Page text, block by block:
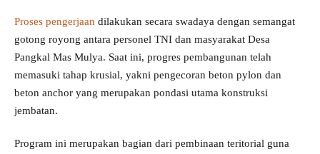
Proses pengerjaan dilakukan secara swadaya dengan semangat
gotong royong antara personel TNI dan masyarakat Desa
Pangkal Mas Mulya. Saat ini, progres pembangunan telah
memasuki tahap krusial, yakni pengecoran beton pylon dan
beton anchor yang merupakan pondasi utama konstruksi
jembatan.
Program ini merupakan bagian dari pembinaan teritorial guna